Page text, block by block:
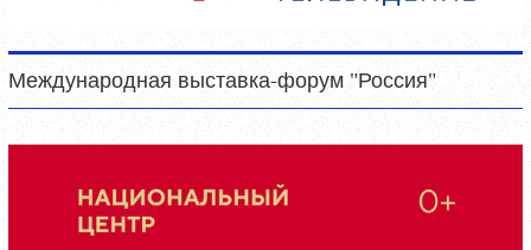
Международная выставка-форум "Россия"